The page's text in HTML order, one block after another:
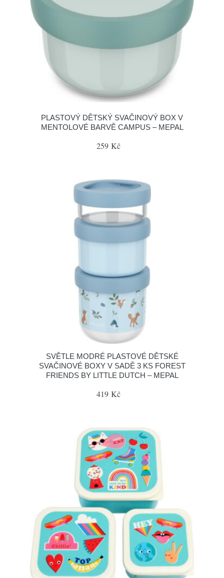
PLASTOVÝ DĚTSKÝ SVAČINOVÝ BOX V
MENTOLOVÉ BARVĚ CAMPUS – MEPAL
259 Kč
SVĚTLE MODRÉ PLASTOVÉ DĚTSKÉ
SVAČINOVÉ BOXY V SADĚ 3 KS FOREST
FRIENDS BY LITTLE DUTCH – MEPAL
419 Kč